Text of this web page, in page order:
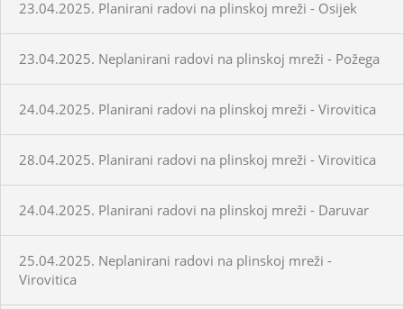
23.04.2025. Planirani radovi na plinskoj mreži - Osijek
23.04.2025. Neplanirani radovi na plinskoj mreži - Požega
24.04.2025. Planirani radovi na plinskoj mreži - Virovitica
28.04.2025. Planirani radovi na plinskoj mreži - Virovitica
24.04.2025. Planirani radovi na plinskoj mreži - Daruvar
25.04.2025. Neplanirani radovi na plinskoj mreži -
Virovitica